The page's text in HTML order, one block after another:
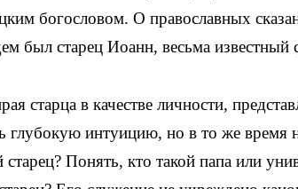
богословом. О православных
был старец Иоанн, весьма известный
старца в качестве личности,
глубокую интуицию, но в то же время
старец? Понять, кто такой папа или